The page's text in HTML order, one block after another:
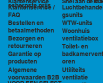
Klantenservice /
FAQ
Bestellen en
betaalmethoden
Bezorgen en
retourneren
Garantie op
producten
Algemene
voorwaarden B2B
scherpste prijs
gsunits
WTW-units
Woonhuis
ventilatiebox
Toilet- en
oren
Utiliteits
ventilatie